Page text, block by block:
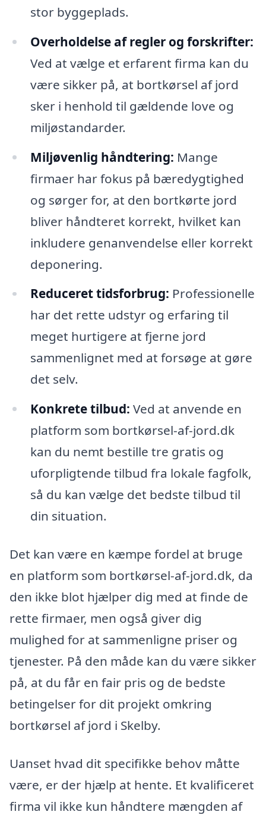
stor byggeplads.
Overholdelse af regler og forskrifter:
Ved at vælge et erfarent firma kan du
være sikker på, at bortkørsel af jord
sker i henhold til gældende love og
miljøstandarder.
Miljøvenlig håndtering: Mange
firmaer har fokus på bæredygtighed
og sørger for, at den bortkørte jord
bliver håndteret korrekt, hvilket kan
inkludere genanvendelse eller korrekt
deponering.
Reduceret tidsforbrug: Professionelle
har det rette udstyr og erfaring til
meget hurtigere at fjerne jord
sammenlignet med at forsøge at gøre
det selv.
Konkrete tilbud: Ved at anvende en
platform som bortkørsel-af-jord.dk
kan du nemt bestille tre gratis og
uforpligtende tilbud fra lokale fagfolk,
så du kan vælge det bedste tilbud til
din situation.
Det kan være en kæmpe fordel at bruge
en platform som bortkørsel-af-jord.dk, da
den ikke blot hjælper dig med at finde de
rette firmaer, men også giver dig
mulighed for at sammenligne priser og
tjenester. På den måde kan du være sikker
på, at du får en fair pris og de bedste
betingelser for dit projekt omkring
bortkørsel af jord i Skelby.
Uanset hvad dit specifikke behov måtte
være, er der hjælp at hente. Et kvalificeret
firma vil ikke kun håndtere mængden af